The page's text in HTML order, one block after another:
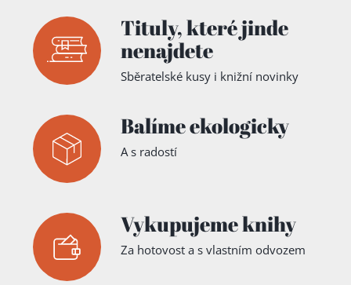
Tituly,které jinde
nenajdete
Sběratelské kusy i knižní novinky
Balíme ekologicky
A s radostí
Vykupujeme knihy
Za hotovost a s vlastním odvozem